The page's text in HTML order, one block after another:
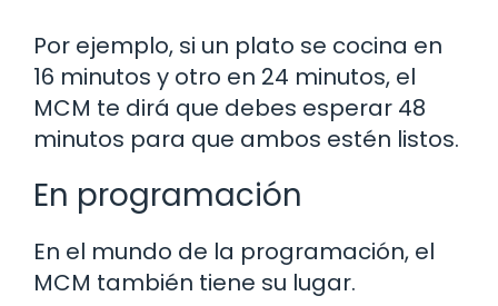
Por ejemplo, si un plato se cocina en
16 minutos y otro en 24 minutos, el
MCM te dirá que debes esperar 48
minutos para que ambos estén listos.
En programación
En el mundo de la programación, el
MCM también tiene su lugar.